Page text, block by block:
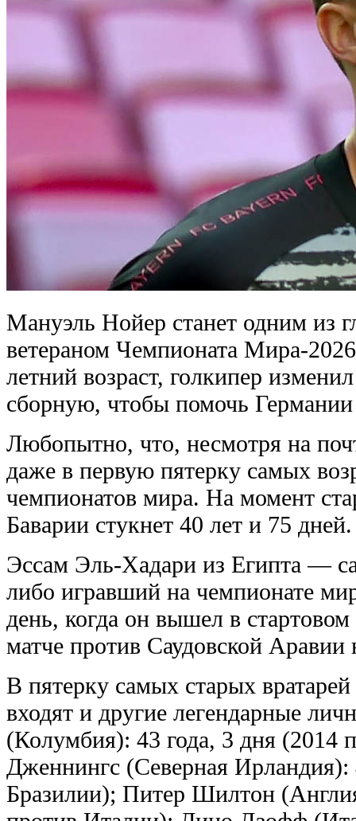
Мануэль Нойер станет одним из
ветераном Чемпионата Мира-
летний возраст, голкипер
сборную, чтобы помочь Германии
Любопытно, что, несмотря на
даже в первую пятерку самых
чемпионатов мира. На момент
Баварии стукнет 40 лет и 75 дней.
Эссам Эль-Хадари из Египта —
либо игравший на чемпионате
день, когда он вышел в стартовом
матче против Саудовской Аравии
В пятерку самых старых
входят и другие легендарные
(Колумбия): 43 года, 3 дня (2014
Дженнингс (Северная Ирландия):
Бразилии); Питер Шилтон